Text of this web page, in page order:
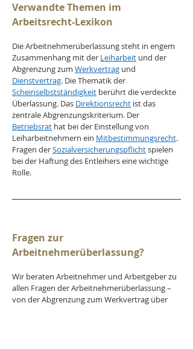
Verwandte Themen im
Arbeitsrecht-Lexikon
Die Arbeitnehmerüberlassung steht in engem
Zusammenhang mit der Leiharbeit und der
Abgrenzung zum Werkvertrag und
Dienstvertrag. Die Thematik der
Scheinselbstständigkeit berührt die verdeckte
Überlassung. Das Direktionsrecht ist das
zentrale Abgrenzungskriterium. Der
Betriebsrat hat bei der Einstellung von
Leiharbeitnehmern ein Mitbestimmungsrecht.
Fragen der Sozialversicherungspflicht spielen
bei der Haftung des Entleihers eine wichtige
Rolle.
Fragen zur
Arbeitnehmerüberlassung?
Wir beraten Arbeitnehmer und Arbeitgeber zu
allen Fragen der Arbeitnehmerüberlassung –
von der Abgrenzung zum Werkvertrag über